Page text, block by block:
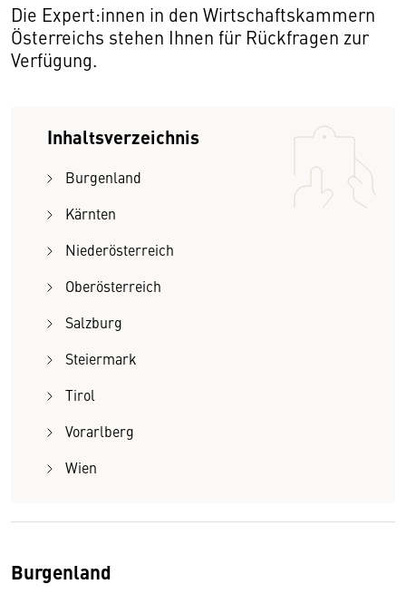
Die Expert:innen in den Wirtschaftskammern
Österreichs stehen Ihnen für Rückfragen zur
Verfügung.
Inhaltsverzeichnis
Burgenland
Kärnten
Niederösterreich
Oberösterreich
Salzburg
Steiermark
Tirol
Vorarlberg
Wien
Burgenland